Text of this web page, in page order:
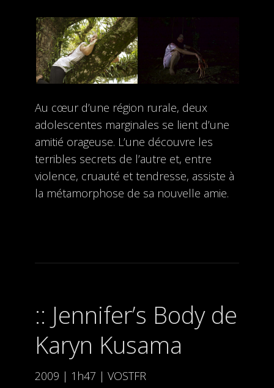
Au cœur d’une région rurale, deux
adolescentes marginales se lient d’une
amitié orageuse. L’une découvre les
terribles secrets de l’autre et, entre
violence, cruauté et tendresse, assiste à
la métamorphose de sa nouvelle amie.
Jennifer’s Body de
Karyn Kusama
2009 | 1h47 | VOSTFR